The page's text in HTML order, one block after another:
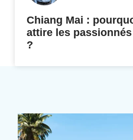
Chiang Mai :
attire les
?